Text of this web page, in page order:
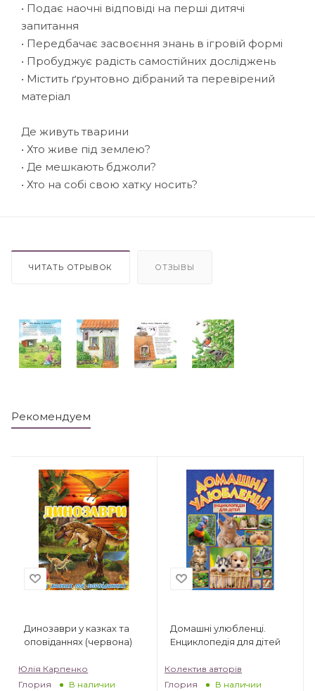
• Подає наочні відповіді на перші дитячі
запитання
• Передбачає засвоєння знань в ігровій формі
• Пробуджує радість самостійних досліджень
• Містить ґрунтовно дібраний та перевірений
матеріал
Де живуть тварини
• Хто живе під землею?
• Де мешкають бджоли?
• Хто на собі свою хатку носить?
ЧИТАТЬ ОТРЫВОК ОТЗЫВЫ
Рекомендуем
Динозаври у казках та
оповіданнях (червона)
Юлія Карпенко
Глория
В наличии
Домашні улюбленці.
Енциклопедія для дітей
Колектив авторів
Глория
В наличии